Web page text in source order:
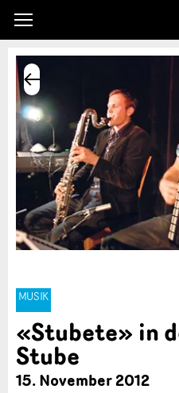
MUSIK
«Stubete» in
Stube
15. November 2012